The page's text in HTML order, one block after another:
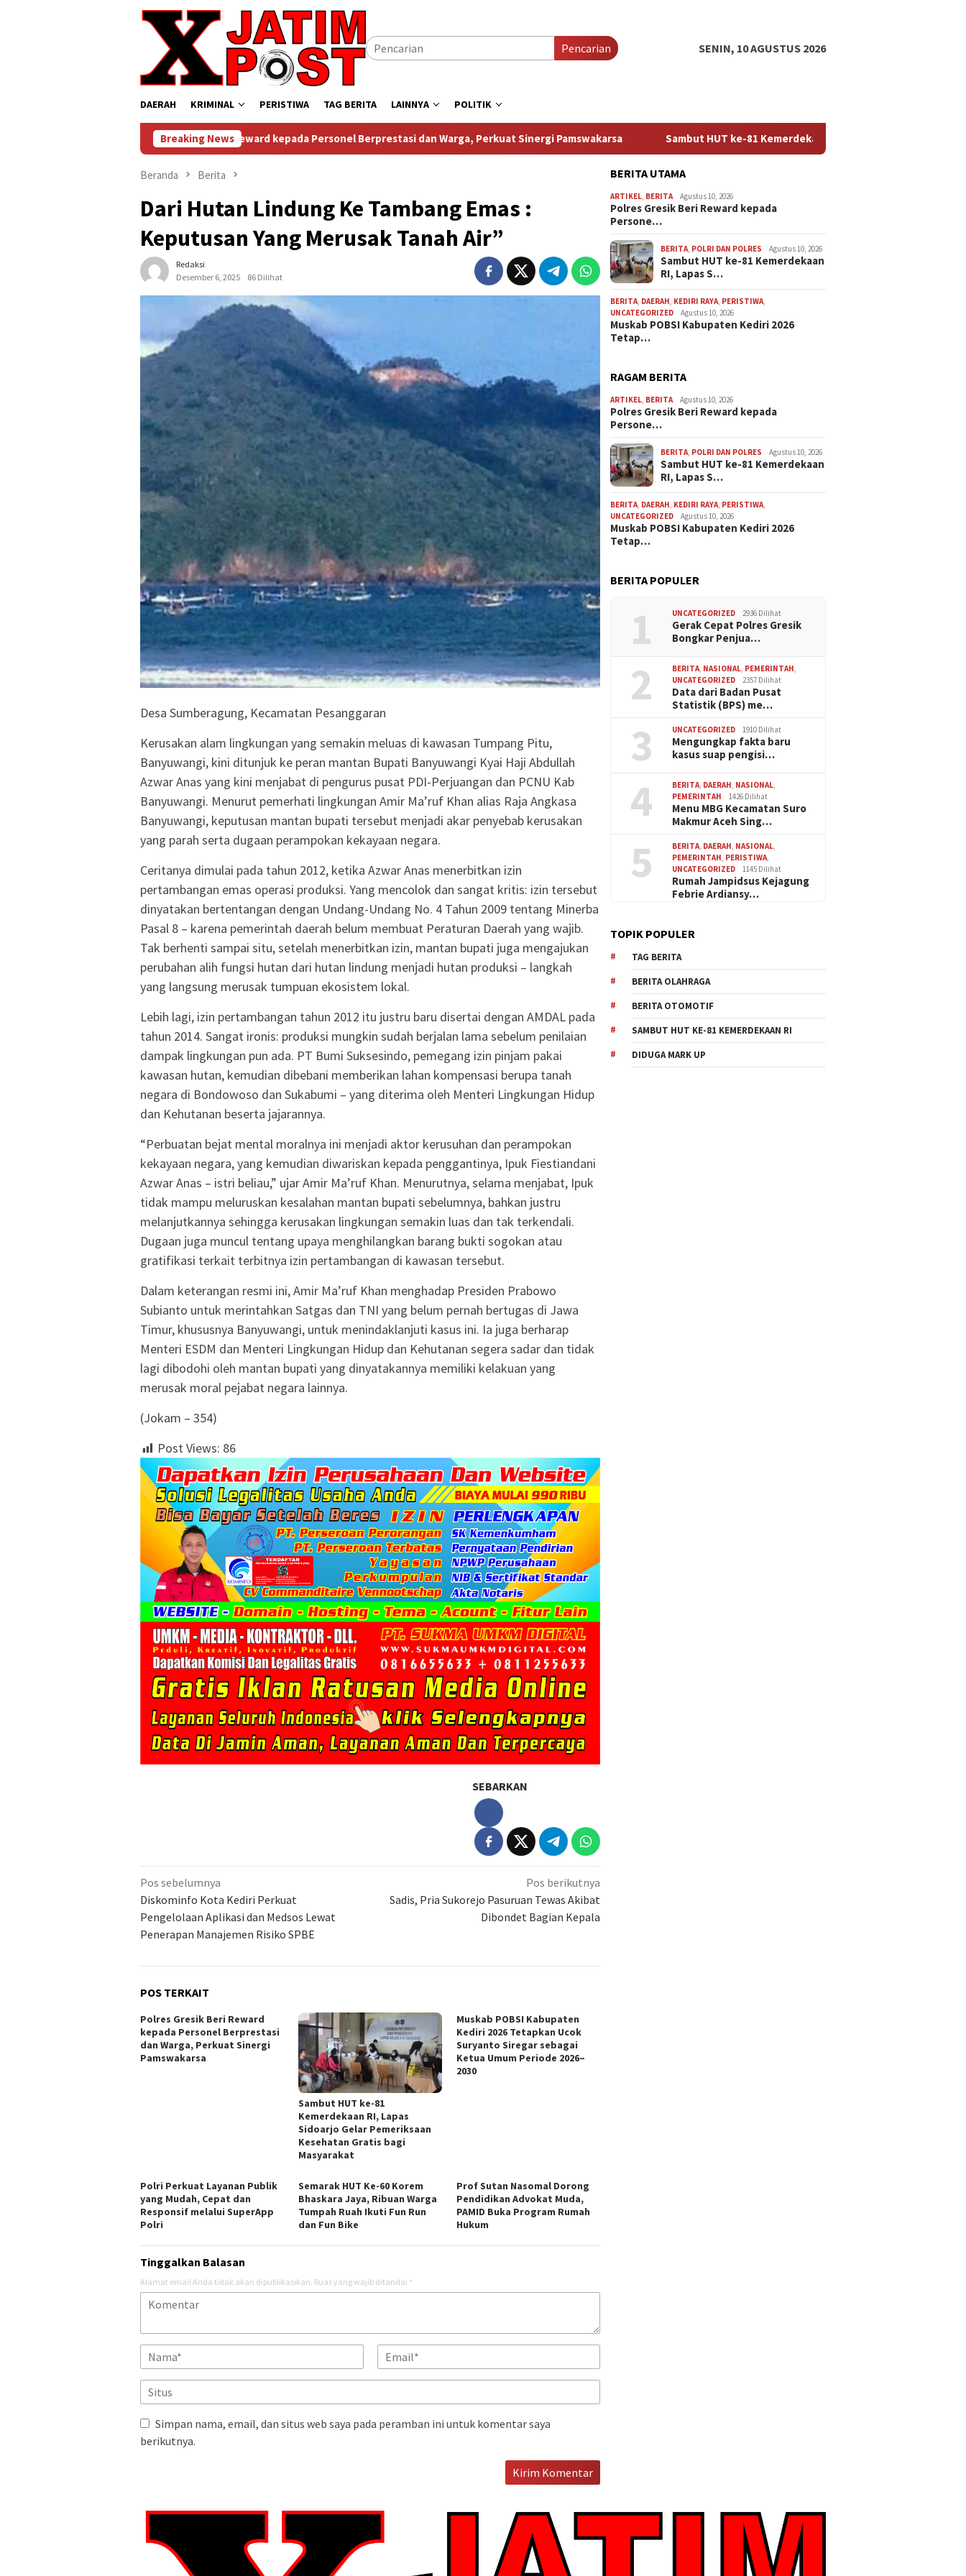
Pencarian SENIN, 10 AGUSTUS 2026
DAERAH KRIMINAL PERISTIWA TAG BERITA LAINNYA POLITIK
Breaking News
Polres Gresik Beri Reward kepada Personel Berprestasi dan Warga, Perkuat Sinergi Pamswakarsa Sambut HUT ke-81 Kemerdekaan RI, Lapas Sidoarjo Gelar Pemeriksaan
Beranda Berita
Dari Hutan Lindung Ke Tambang Emas :
Keputusan Yang Merusak Tanah Air”
Redaksi
Desember 6, 2025
86 Dilihat
Desa Sumberagung, Kecamatan Pesanggaran
Kerusakan alam lingkungan yang semakin meluas di kawasan Tumpang Pitu,
Banyuwangi, kini ditunjuk ke peran mantan Bupati Banyuwangi Kyai Haji Abdullah
Azwar Anas yang kini menjabat di pengurus pusat PDI-Perjuangan dan PCNU Kab
Banyuwangi. Menurut pemerhati lingkungan Amir Ma’ruf Khan alias Raja Angkasa
Banyuwangi, keputusan mantan bupati tersebut menjadi akar penyebab kerusakan
yang parah serta dugaan perampokan kekayaan negara.
Ceritanya dimulai pada tahun 2012, ketika Azwar Anas menerbitkan izin
pertambangan emas operasi produksi. Yang mencolok dan sangat kritis: izin tersebut
dinyatakan bertentangan dengan Undang-Undang No. 4 Tahun 2009 tentang Minerba
Pasal 8 – karena pemerintah daerah belum membuat Peraturan Daerah yang wajib.
Tak berhenti sampai situ, setelah menerbitkan izin, mantan bupati juga mengajukan
perubahan alih fungsi hutan dari hutan lindung menjadi hutan produksi – langkah
yang langsung merusak tumpuan ekosistem lokal.
Lebih lagi, izin pertambangan tahun 2012 itu justru baru disertai dengan AMDAL pada
tahun 2014. Sangat ironis: produksi mungkin sudah berjalan lama sebelum penilaian
dampak lingkungan pun ada. PT Bumi Suksesindo, pemegang izin pinjam pakai
kawasan hutan, kemudian dibebani memberikan lahan kompensasi berupa tanah
negara di Bondowoso dan Sukabumi – yang diterima oleh Menteri Lingkungan Hidup
dan Kehutanan beserta jajarannya.
“Perbuatan bejat mental moralnya ini menjadi aktor kerusuhan dan perampokan
kekayaan negara, yang kemudian diwariskan kepada penggantinya, Ipuk Fiestiandani
Azwar Anas – istri beliau,” ujar Amir Ma’ruf Khan. Menurutnya, selama menjabat, Ipuk
tidak mampu meluruskan kesalahan mantan bupati sebelumnya, bahkan justru
melanjutkannya sehingga kerusakan lingkungan semakin luas dan tak terkendali.
Dugaan juga muncul tentang upaya menghilangkan barang bukti sogokan atau
gratifikasi terkait terbitnya izin pertambangan di kawasan tersebut.
Dalam keterangan resmi ini, Amir Ma’ruf Khan menghadap Presiden Prabowo
Subianto untuk merintahkan Satgas dan TNI yang belum pernah bertugas di Jawa
Timur, khususnya Banyuwangi, untuk menindaklanjuti kasus ini. Ia juga berharap
Menteri ESDM dan Menteri Lingkungan Hidup dan Kehutanan segera sadar dan tidak
lagi dibodohi oleh mantan bupati yang dinyatakannya memiliki kelakuan yang
merusak moral pejabat negara lainnya.
(Jokam – 354)
Post Views: 86
SEBARKAN
Navigasi
pos
Pos sebelumnya
Diskominfo Kota Kediri Perkuat
Pengelolaan Aplikasi dan Medsos Lewat
Penerapan Manajemen Risiko SPBE
Pos berikutnya
Sadis, Pria Sukorejo Pasuruan Tewas Akibat
Dibondet Bagian Kepala
POS TERKAIT
Polres Gresik Beri Reward
kepada Personel Berprestasi
dan Warga, Perkuat Sinergi
Pamswakarsa
Sambut HUT ke-81
Kemerdekaan RI, Lapas
Sidoarjo Gelar Pemeriksaan
Kesehatan Gratis bagi
Masyarakat
Muskab POBSI Kabupaten
Kediri 2026 Tetapkan Ucok
Suryanto Siregar sebagai
Ketua Umum Periode 2026–
2030
Polri Perkuat Layanan Publik
yang Mudah, Cepat dan
Responsif melalui SuperApp
Polri
Semarak HUT Ke-60 Korem
Bhaskara Jaya, Ribuan Warga
Tumpah Ruah Ikuti Fun Run
dan Fun Bike
Prof Sutan Nasomal Dorong
Pendidikan Advokat Muda,
PAMID Buka Program Rumah
Hukum
Tinggalkan Balasan
Alamat email Anda tidak akan dipublikasikan. Ruas yang wajib ditandai *
Simpan nama, email, dan situs web saya pada peramban ini untuk komentar saya
berikutnya.
BERITA UTAMA
ARTIKEL, BERITA Agustus 10, 2026
Polres Gresik Beri Reward kepada
Persone…
BERITA, POLRI DAN POLRES Agustus 10, 2026
Sambut HUT ke-81 Kemerdekaan
RI, Lapas S…
BERITA, DAERAH, KEDIRI RAYA, PERISTIWA,
UNCATEGORIZED
Agustus 10, 2026
Muskab POBSI Kabupaten Kediri 2026
Tetap…
RAGAM BERITA
ARTIKEL, BERITA Agustus 10, 2026
Polres Gresik Beri Reward kepada
Persone…
BERITA, POLRI DAN POLRES Agustus 10, 2026
Sambut HUT ke-81 Kemerdekaan
RI, Lapas S…
BERITA, DAERAH, KEDIRI RAYA, PERISTIWA,
UNCATEGORIZED
Agustus 10, 2026
Muskab POBSI Kabupaten Kediri 2026
Tetap…
BERITA POPULER
1 UNCATEGORIZED 2936 Dilihat
Gerak Cepat Polres Gresik
Bongkar Penjua…
2 BERITA, NASIONAL, PEMERINTAH,
UNCATEGORIZED
2357 Dilihat
Data dari Badan Pusat
Statistik (BPS) me…
3 UNCATEGORIZED 1910 Dilihat
Mengungkap fakta baru
kasus suap pengisi…
4 BERITA, DAERAH, NASIONAL,
PEMERINTAH
1426 Dilihat
Menu MBG Kecamatan Suro
Makmur Aceh Sing…
5 BERITA, DAERAH, NASIONAL,
PEMERINTAH, PERISTIWA,
UNCATEGORIZED
1145 Dilihat
Rumah Jampidsus Kejagung
Febrie Ardiansy…
TOPIK POPULER
TAG BERITA
BERITA OLAHRAGA
BERITA OTOMOTIF
SAMBUT HUT KE-81 KEMERDEKAAN RI
DIDUGA MARK UP